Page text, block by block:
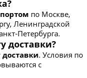
по Москве,
Ленинградской
Петербурга.
доставки?
. Условия по
с